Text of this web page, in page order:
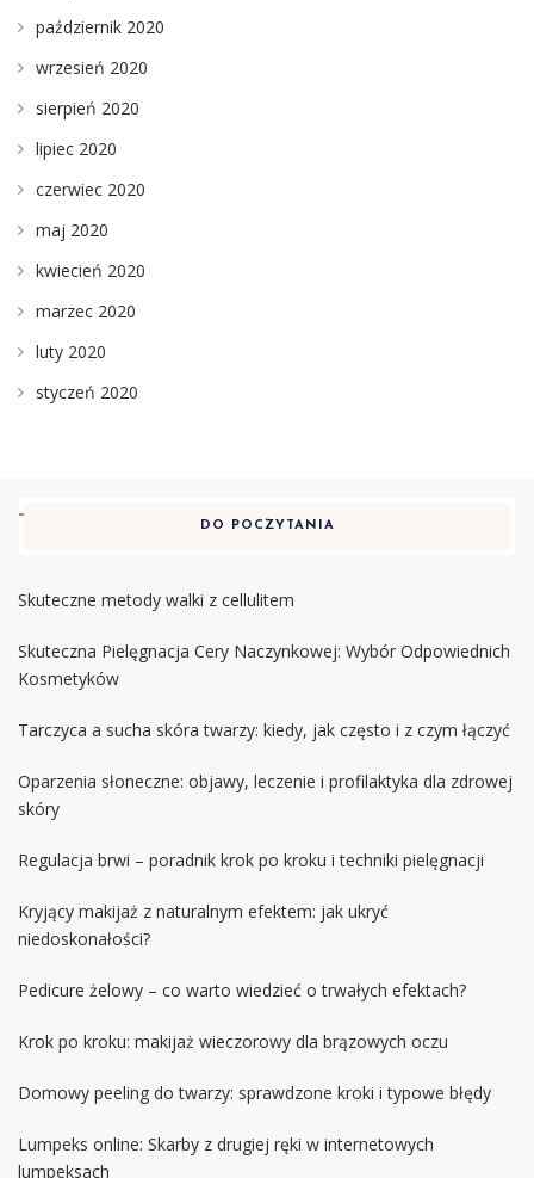
październik 2020
wrzesień 2020
sierpień 2020
lipiec 2020
czerwiec 2020
maj 2020
kwiecień 2020
marzec 2020
luty 2020
styczeń 2020
DO POCZYTANIA
Skuteczne metody walki z cellulitem
Skuteczna Pielęgnacja Cery Naczynkowej: Wybór Odpowiednich
Kosmetyków
Tarczyca a sucha skóra twarzy: kiedy, jak często i z czym łączyć
Oparzenia słoneczne: objawy, leczenie i profilaktyka dla zdrowej
skóry
Regulacja brwi – poradnik krok po kroku i techniki pielęgnacji
Kryjący makijaż z naturalnym efektem: jak ukryć
niedoskonałości?
Pedicure żelowy – co warto wiedzieć o trwałych efektach?
Krok po kroku: makijaż wieczorowy dla brązowych oczu
Domowy peeling do twarzy: sprawdzone kroki i typowe błędy
Lumpeks online: Skarby z drugiej ręki w internetowych
lumpeksach